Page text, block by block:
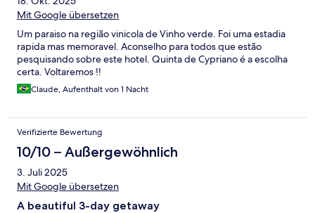
Mit Google übersetzen
Um paraiso na região vinicola de Vinho verde. Foi uma estadia
rapida mas memoravel. Aconselho para todos que estão
pesquisando sobre este hotel. Quinta de Cypriano é a escolha
certa. Voltaremos !!
Claude, Aufenthalt von 1 Nacht
Verifizierte Bewertung
10/10 – Außergewöhnlich
3. Juli 2025
Mit Google übersetzen
A beautiful 3-day getaway